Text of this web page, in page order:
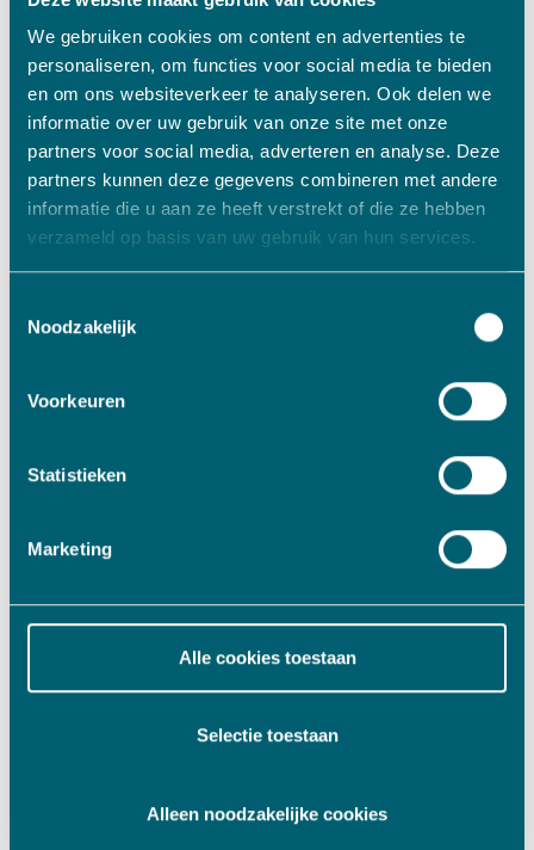
We gebruiken cookies om content en advertenties te
personaliseren, om functies voor social media te bieden
en om ons websiteverkeer te analyseren. Ook delen we
informatie over uw gebruik van onze site met onze
partners voor social media, adverteren en analyse. Deze
partners kunnen deze gegevens combineren met andere
informatie die u aan ze heeft verstrekt of die ze hebben
verzameld op basis van uw gebruik van hun services.
Noodzakelijk
Voorkeuren
Statistieken
Marketing
Alle cookies toestaan
Selectie toestaan
Alleen noodzakelijke cookies
Martin Bril, algemeen directeur van DTE, ziet veel
voordelen in de samenwerking met VADO: “We
hebben de afgelopen jaren een sterke en
gezonde groei doorgemaakt. Ik ben blij dat we
met VADO een investeerder hebben gevonden
die qua cultuur en visie op ondernemen prima bij
ons aansluit. Hiermee hebben we een
betrouwbare en financieel sterke partner
Ook Frank Geerdink, voormalig DGA van DTE, is blij
met de overname door VADO: “Bij de verkoop
van je onderneming wil je het bedrijf een goed
zorgvuldig aangepakt en zijn blij dat we met
VADO de ideale investeerder hebben gevonden.”
Dutch Thermal Engineering (DTE), gevestigd in
Gaanderen, is gespecialiseerd in het ontwikkelen